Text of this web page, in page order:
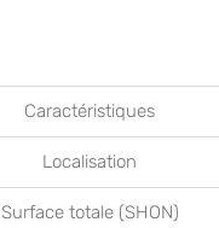
Caractéristiques
Localisation
Surface totale (SHON)